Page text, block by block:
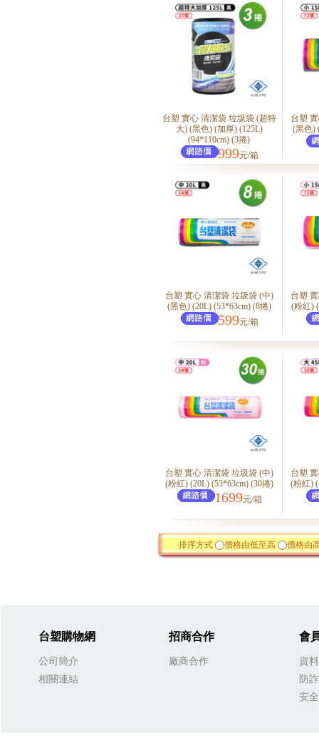
台塑 實心 清潔袋 垃圾袋 (超特
大) (黑色) (加厚) (125L)
(94*110cm) (3捲)
999元/箱
台塑
(黑色)
台塑 實心 清潔袋 垃圾袋 (中)
(黑色) (20L) (53*63cm) (8捲)
599元/箱
台塑
(粉紅)
台塑 實心 清潔袋 垃圾袋 (中)
(粉紅) (20L) (53*63cm) (30捲)
1699元/箱
台塑
(粉紅)
排序方式 價格由低至高 價格由
台塑購物網
公司簡介
相關連結
招商合作
廠商合作
會
資
防
安